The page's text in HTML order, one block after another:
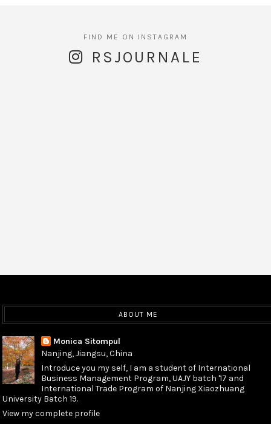
RSJOURNALE
ABOUT ME
Monica Sitompul
Nanjing, Jiangsu, China
Introduce you my self, I am a student of International
Business Management Program, UAJY batch '17 and
International Trade Program of Nanjing Xiaozhuang
University Batch 19.
View my complete profile